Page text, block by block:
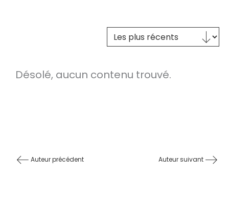
TRI DES TEXTES
Trier le contenu
Désolé, aucun contenu trouvé.
Auteur précédent Auteur suivant